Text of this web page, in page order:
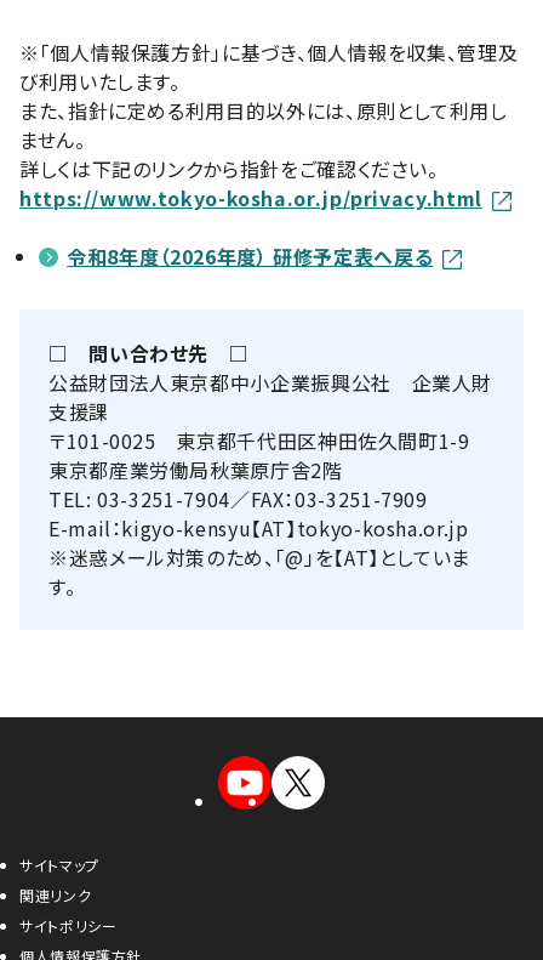
※「個人情報保護方針」に基づき、個人情報を収集、管理及
び利用いたします。
また、指針に定める利用目的以外には、原則として利用し
ません。
詳しくは下記のリンクから指針をご確認ください。
https://www.tokyo-kosha.or.jp/privacy.html
令和8年度（2026年度） 研修予定表へ戻る
□ 問い合わせ先 □
公益財団法人東京都中小企業振興公社 企業人財
支援課
〒101-0025 東京都千代田区神田佐久間町1-9
東京都産業労働局秋葉原庁舎2階
TEL: 03-3251-7904／FAX：03-3251-7909
E-mail：kigyo-kensyu【AT】tokyo-kosha.or.jp
※迷惑メール対策のため、「@」を【AT】としていま
す。
サイトマップ
関連リンク
サイトポリシー
個人情報保護方針